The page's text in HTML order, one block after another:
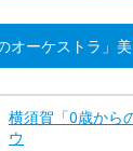
オーケストラ」
横須賀「0歳から
ウ